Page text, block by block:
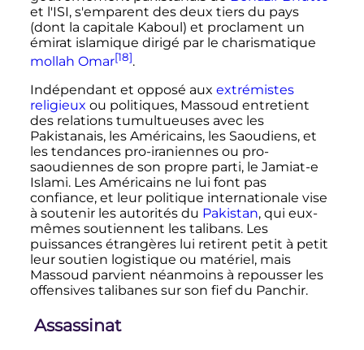
et l'ISI, s'emparent des deux tiers du pays
(dont la capitale Kaboul) et proclament un
émirat islamique dirigé par le charismatique
mollah Omar[18].
Indépendant et opposé aux extrémistes
religieux ou politiques, Massoud entretient
des relations tumultueuses avec les
Pakistanais, les Américains, les Saoudiens, et
les tendances pro-iraniennes ou pro-
saoudiennes de son propre parti, le Jamiat-e
Islami. Les Américains ne lui font pas
confiance, et leur politique internationale vise
à soutenir les autorités du Pakistan, qui eux-
mêmes soutiennent les talibans. Les
puissances étrangères lui retirent petit à petit
leur soutien logistique ou matériel, mais
Massoud parvient néanmoins à repousser les
offensives talibanes sur son fief du Panchir.
Assassinat